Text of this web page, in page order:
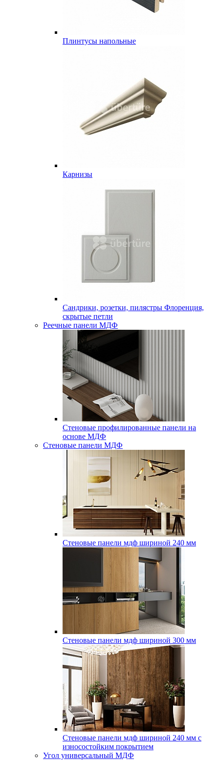
Плинтусы напольные
Карнизы
Сандрики, розетки, пилястры Флоренция,
скрытые петли
Реечные панели МДФ
Стеновые профилированные панели на
основе МДФ
Стеновые панели МДФ
Стеновые панели мдф шириной 240 мм
Стеновые панели мдф шириной 300 мм
Стеновые панели мдф шириной 240 мм с
износостойким покрытием
Угол универсальный МДФ